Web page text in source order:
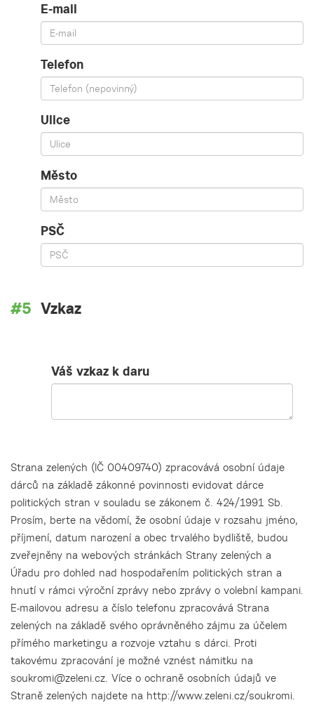
E-mail
Telefon
Ulice
Město
PSČ
Vzkaz
Váš vzkaz k daru
Strana zelených (IČ 00409740) zpracovává osobní údaje
dárců na základě zákonné povinnosti evidovat dárce
politických stran v souladu se zákonem č. 424/1991 Sb.
Prosím, berte na vědomí, že osobní údaje v rozsahu jméno,
příjmení, datum narození a obec trvalého bydliště, budou
zveřejněny na webových stránkách Strany zelených a
Úřadu pro dohled nad hospodařením politických stran a
hnutí v rámci výroční zprávy nebo zprávy o volební kampani.
E-mailovou adresu a číslo telefonu zpracovává Strana
zelených na základě svého oprávněného zájmu za účelem
přímého marketingu a rozvoje vztahu s dárci. Proti
takovému zpracování je možné vznést námitku na
soukromi@zeleni.cz. Více o ochraně osobních údajů ve
Straně zelených najdete na http://www.zeleni.cz/soukromi.